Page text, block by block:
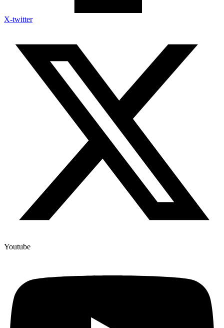
X-twitter
Youtube